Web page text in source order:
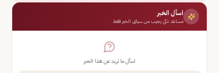
اسأل الخبر
مساعد ذكي يجيب من سياق الخبر فقط
اسأل ما تريد عن هذا الخبر